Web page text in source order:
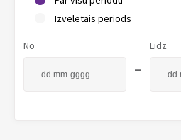
Izvēlētais periods
No
-
Līdz